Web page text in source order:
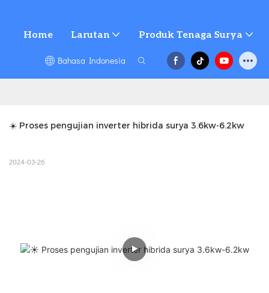
Home Larutan Produk Tenaga Surya
Bahasa Indonesia
☀️ Proses pengujian inverter hibrida surya 3.6kw-6.2kw
2024-03-26